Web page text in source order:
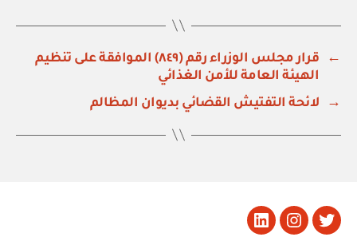
←
قرار مجلس الوزراء رقم (٨٤٩) الموافقة على تنظيم
الهيئة العامة للأمن الغذائي
→
لائحة التفتيش القضائي بديوان المظالم
تويتر Instagram
LinkedIn